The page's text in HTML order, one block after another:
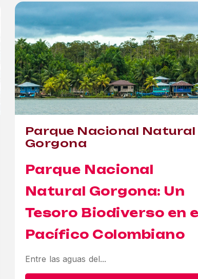
Parque Nacional Natural
Gorgona
Parque Nacional
Natural Gorgona: Un
Tesoro Biodiverso en
Pacífico Colombiano
Entre las aguas del...